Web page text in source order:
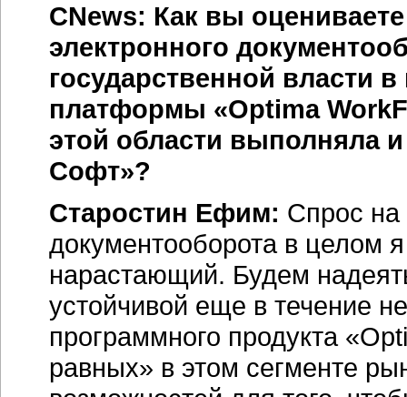
CNews: Как вы
электронного
государственной власти
платформы «Optima
этой области выполняла
Софт»?
Старостин Ефим: Спрос на
документооборота в целом
нарастающий. Будем
устойчивой еще в течение
программного продукта
равных» в этом сегменте